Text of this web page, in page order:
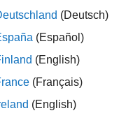
Required:This feature
object.
Arguments
(Deutsch)
(Español)
(English)
(Français)
(English)